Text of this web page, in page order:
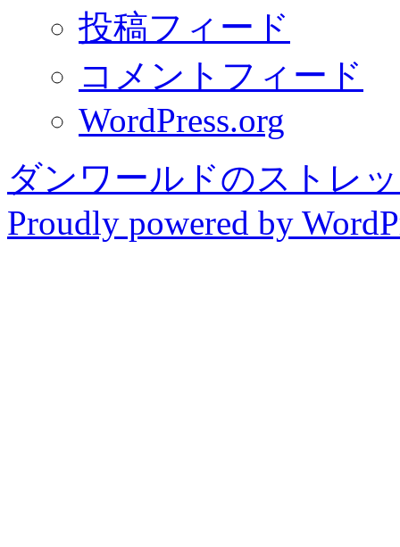
投稿フィード
コメントフィード
WordPress.org
ダンワールドのストレ
Proudly powered by